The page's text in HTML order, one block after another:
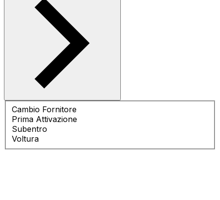
Cambio Fornitore
Prima Attivazione
Subentro
Voltura